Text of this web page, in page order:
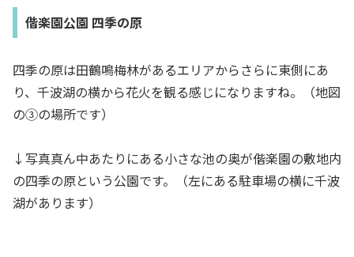
偕楽園公園 四季の原
四季の原は田鶴鳴梅林があるエリアからさらに東側にあ
り、千波湖の横から花火を観る感じになりますね。（地図
の③の場所です）
↓写真真ん中あたりにある小さな池の奥が偕楽園の敷地内
の四季の原という公園です。（左にある駐車場の横に千波
湖があります）